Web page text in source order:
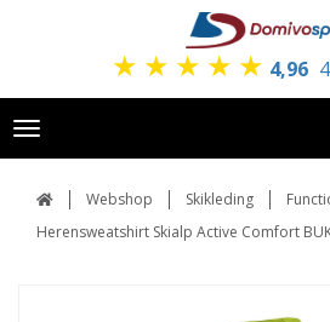
★ ★ ★ ★ ★ 4,96
Toggle
navigation
Webshop Skikleding
Herensweatshirt Skialp Active Comfort